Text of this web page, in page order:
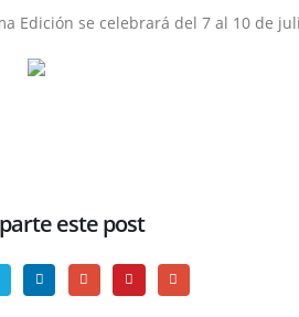
Edición se celebrará del 7 al 10 de
este post